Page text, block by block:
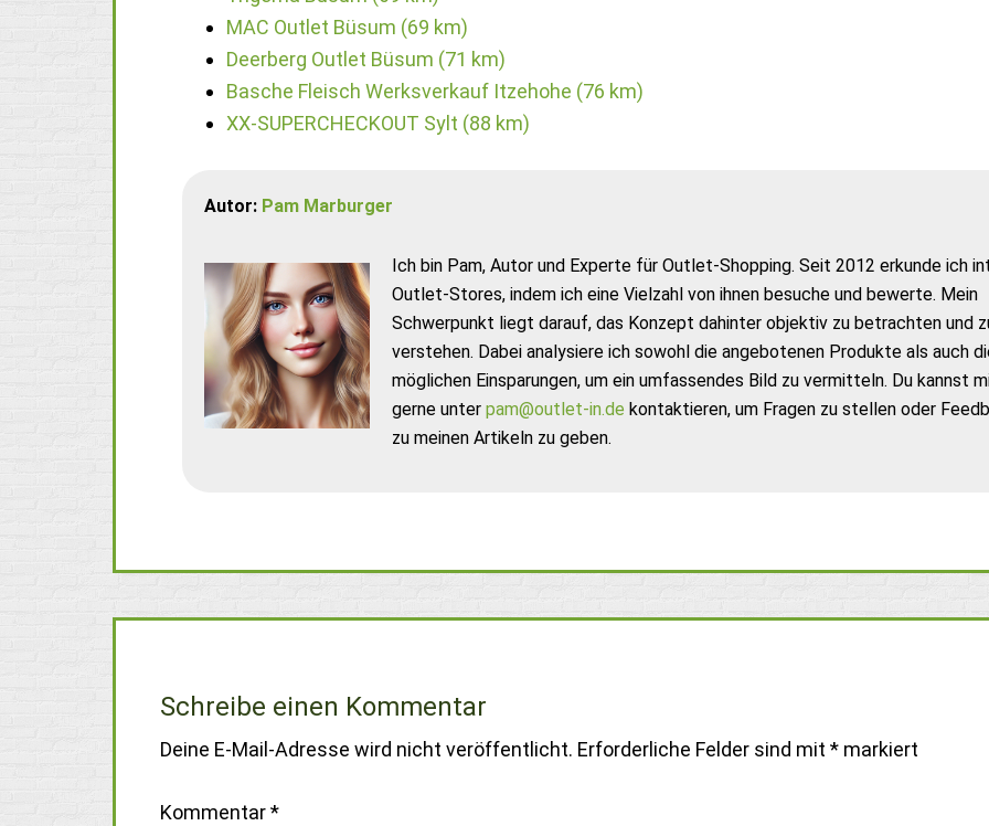
MAC Outlet Büsum (69 km)
Deerberg Outlet Büsum (71 km)
Basche Fleisch Werksverkauf Itzehohe (76 km)
XX-SUPERCHECKOUT Sylt (88 km)
Autor: Pam Marburger
Ich bin Pam, Autor und Experte für Outlet-Shopping. Seit 2012 erkunde ich
Outlet-Stores, indem ich eine Vielzahl von ihnen besuche und bewerte. Mein
Schwerpunkt liegt darauf, das Konzept dahinter objektiv zu betrachten und
verstehen. Dabei analysiere ich sowohl die angebotenen Produkte als auch
möglichen Einsparungen, um ein umfassendes Bild zu vermitteln. Du kannst
gerne unter pam@outlet-in.de kontaktieren, um Fragen zu stellen oder
zu meinen Artikeln zu geben.
Schreibe einen Kommentar
Deine E-Mail-Adresse wird nicht veröffentlicht. Erforderliche Felder sind mit * markiert
Kommentar*